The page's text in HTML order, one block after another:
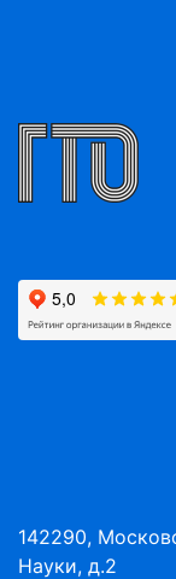
142290,
Науки, д.2